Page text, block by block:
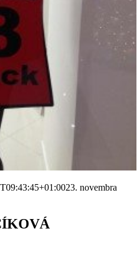
23. novembra